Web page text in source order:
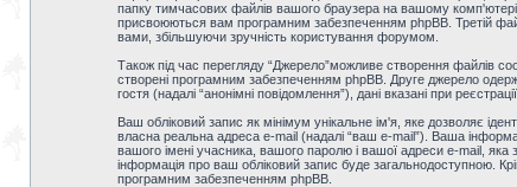
папку тимчасових файлів вашого браузера на вашому комп'ютері.
присвоюються вам програмним забезпеченням phpBB. Третій
вами, збільшуючи зручність користування форумом.
Також під час перегляду “Джерело”можливе створення файлів
створені програмним забезпеченням phpBB. Друге джерело
гостя (надалі “анонімні повідомлення”), дані вказані при
Ваш обліковий запис як мінімум унікальне ім'я, яке дозволяє
власна реальна адреса e-mail (надалі “ваш e-mail”). Ваша
вашого імені учасника, вашого паролю і вашої адреси e-mail,
інформація про ваш обліковий запис буде загальнодоступною.
програмним забезпеченням phpBB.